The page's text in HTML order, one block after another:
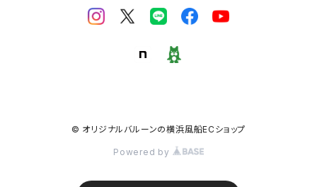
© オリジナルバルーンの横浜風船ECショップ
Powered by